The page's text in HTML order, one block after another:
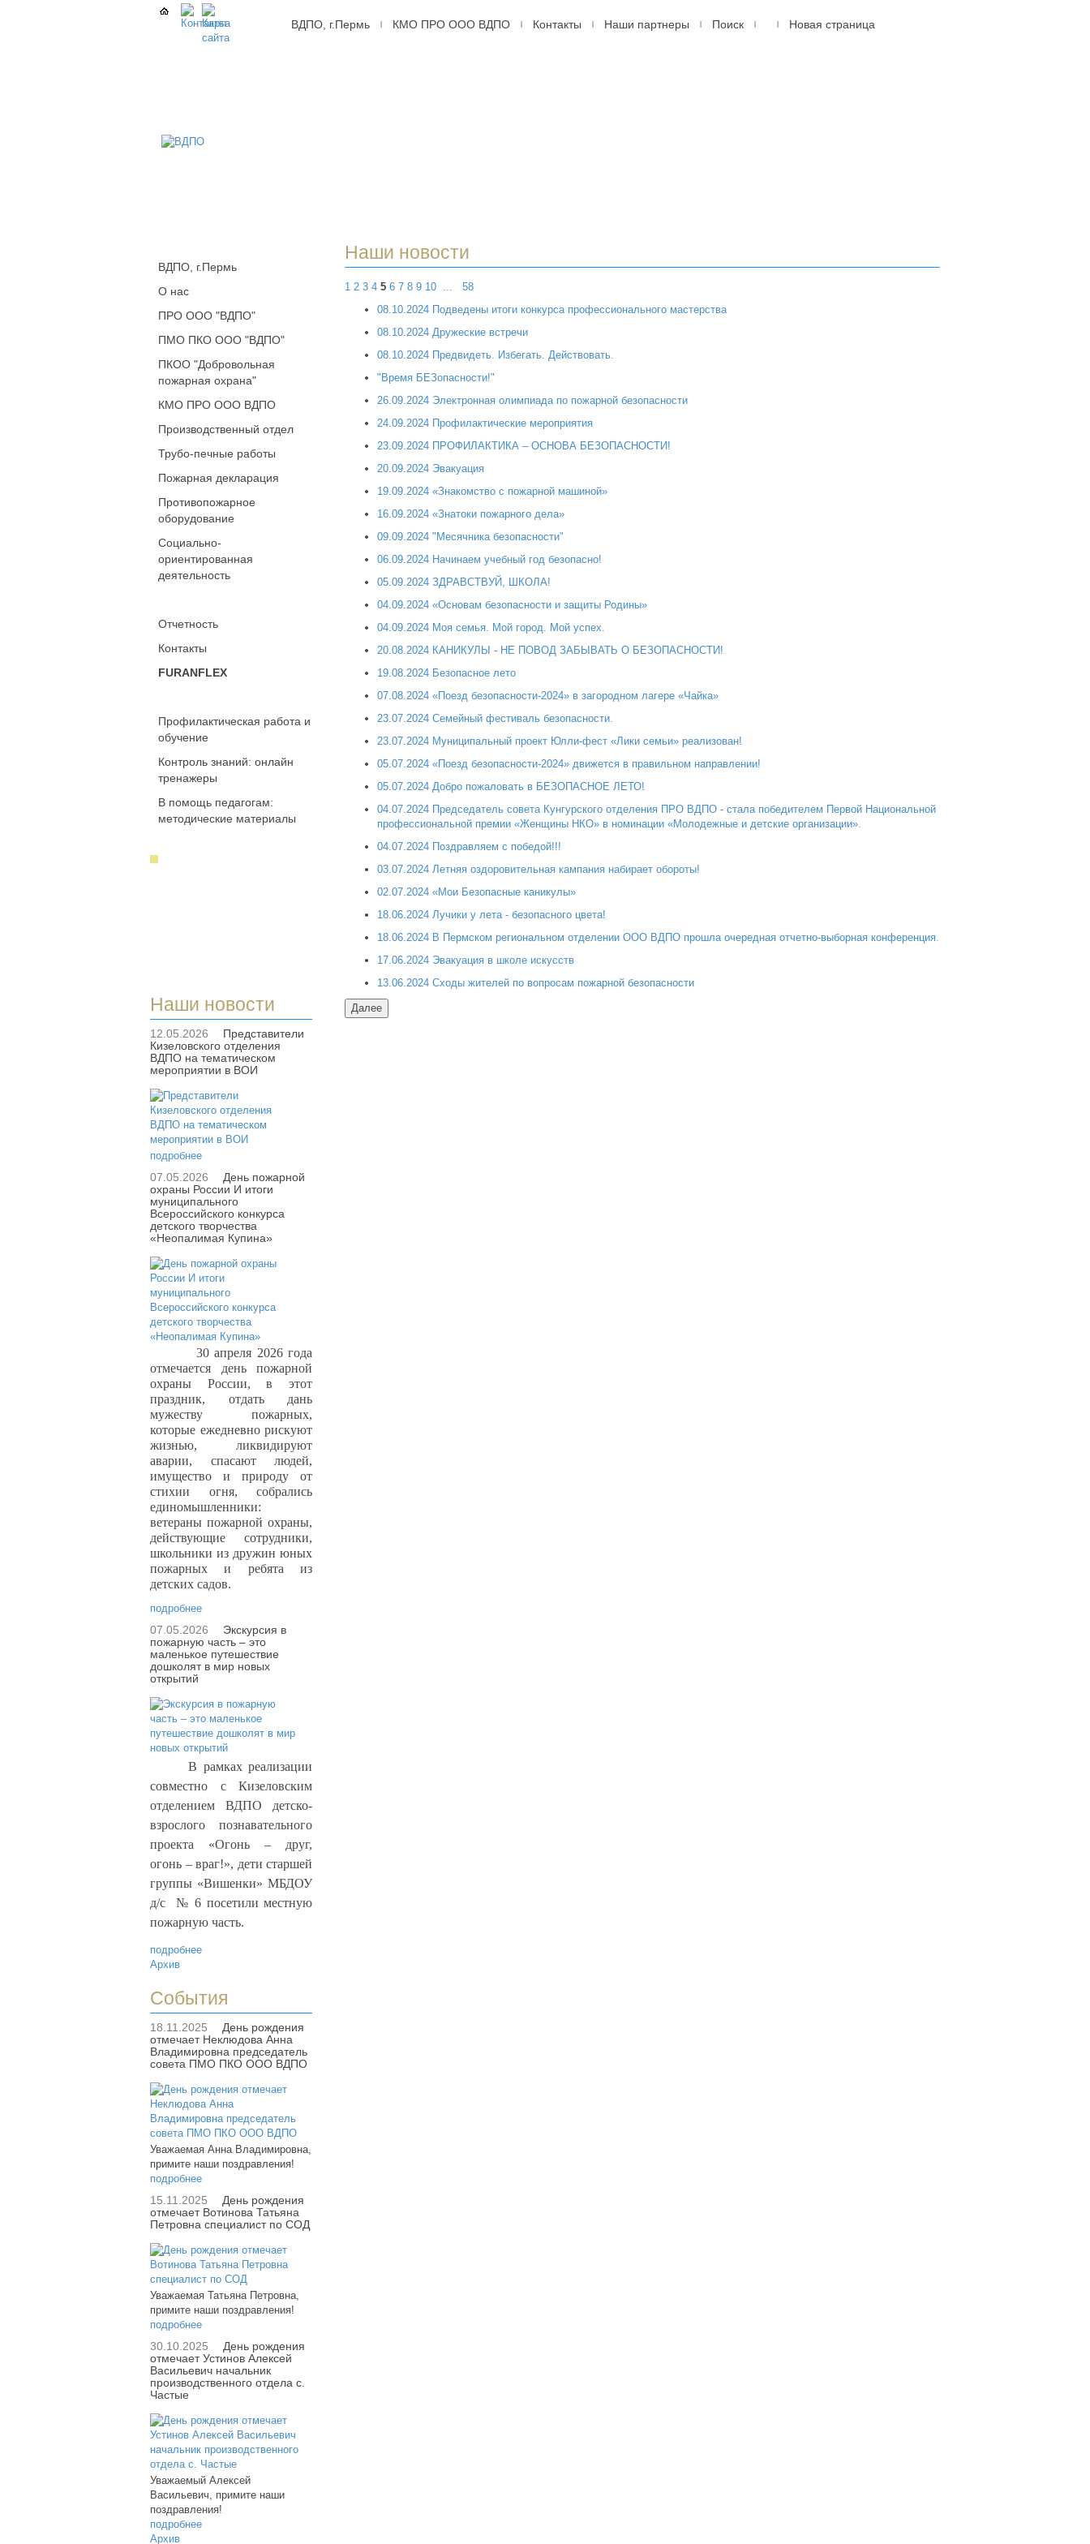
ВДПО, г.Пермь КМО ПРО ООО ВДПО Контакты Наши партнеры Поиск Новая страница
ВДПО, г.Пермь
О нас
ПРО ООО "ВДПО"
ПМО ПКО ООО "ВДПО"
ПКОО "Добровольная
пожарная охрана"
КМО ПРО ООО ВДПО
Производственный отдел
Трубо-печные работы
Пожарная декларация
Противопожарное
оборудование
Социально-
ориентированная
деятельность
Отчетность
Контакты
FURANFLEX
Профилактическая работа и
обучение
Контроль знаний: онлайн
тренажеры
В помощь педагогам:
методические материалы
Наши новости
12.05.2026
Представители
Кизеловского отделения
ВДПО на тематическом
мероприятии в ВОИ
подробнее
07.05.2026
День пожарной
охраны России И итоги
муниципального
Всероссийского конкурса
детского творчества
«Неопалимая Купина»
30 апреля 2026 года
отмечается день пожарной
охраны России, в этот
праздник, отдать дань
мужеству пожарных,
которые ежедневно рискуют
жизнью, ликвидируют
аварии, спасают людей,
имущество и природу от
стихии огня, собрались
единомышленники:
ветераны пожарной охраны,
действующие сотрудники,
школьники из дружин юных
пожарных и ребята из
детских садов.
подробнее
07.05.2026
Экскурсия в
пожарную часть – это
маленькое путешествие
дошколят в мир новых
открытий
В рамках реализации
совместно с Кизеловским
отделением ВДПО детско-
взрослого познавательного
проекта «Огонь – друг,
огонь – враг!», дети старшей
группы «Вишенки» МБДОУ
д/с
№ 6 посетили местную
пожарную часть.
подробнее
Архив
События
18.11.2025
День рождения
отмечает Неклюдова Анна
Владимировна председатель
совета ПМО ПКО ООО ВДПО
Уважаемая Анна Владимировна,
примите наши поздравления!
подробнее
15.11.2025
День рождения
отмечает Вотинова Татьяна
Петровна специалист по СОД
Уважаемая Татьяна Петровна,
примите наши поздравления!
подробнее
30.10.2025
День рождения
отмечает Устинов Алексей
Васильевич начальник
производственного отдела с.
Частые
Уважаемый Алексей
Васильевич, примите наши
поздравления!
подробнее
Архив
Наши новости
1 2 3 4 5 6 7 8 9 10 ...
58
08.10.2024 Подведены итоги конкурса профессионального мастерства
08.10.2024 Дружеские встречи
08.10.2024 Предвидеть. Избегать. Действовать.
"Время БЕЗопасности!"
26.09.2024 Электронная олимпиада по пожарной безопасности
24.09.2024 Профилактические мероприятия
23.09.2024 ПРОФИЛАКТИКА – ОСНОВА БЕЗОПАСНОСТИ!
20.09.2024 Эвакуация
19.09.2024 «Знакомство с пожарной машиной»
16.09.2024 «Знатоки пожарного дела»
09.09.2024 "Месячника безопасности"
06.09.2024 Начинаем учебный год безопасно!
05.09.2024 ЗДРАВСТВУЙ, ШКОЛА!
04.09.2024 «Основам безопасности и защиты Родины»
04.09.2024 Моя семья. Мой город. Мой успех.
20.08.2024 КАНИКУЛЫ - НЕ ПОВОД ЗАБЫВАТЬ О БЕЗОПАСНОСТИ!
19.08.2024 Безопасное лето
07.08.2024 «Поезд безопасности-2024» в загородном лагере «Чайка»
23.07.2024 Семейный фестиваль безопасности.
23.07.2024 Муниципальный проект Юлли-фест «Лики семьи» реализован!
05.07.2024 «Поезд безопасности-2024» движется в правильном направлении!
05.07.2024 Добро пожаловать в БЕЗОПАСНОЕ ЛЕТО!
04.07.2024 Председатель совета Кунгурского отделения ПРО ВДПО - стала победителем Первой Национальной
профессиональной премии «Женщины НКО» в номинации «Молодежные и детские организации».
04.07.2024 Поздравляем с победой!!!
03.07.2024 Летняя оздоровительная кампания набирает обороты!
02.07.2024 «Мои Безопасные каникулы»
18.06.2024 Лучики у лета - безопасного цвета!
18.06.2024 В Пермском региональном отделении ООО ВДПО прошла очередная отчетно-выборная конференция.
17.06.2024 Эвакуация в школе искусств
13.06.2024 Сходы жителей по вопросам пожарной безопасности